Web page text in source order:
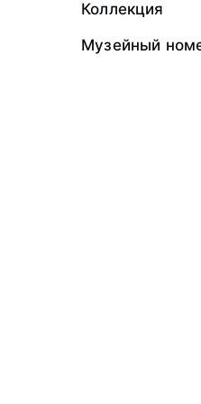
Коллекция
Музейный